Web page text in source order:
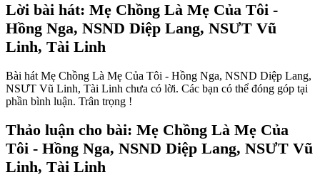
Lời bài hát: Mẹ Chồng Là Mẹ Của Tôi -
Hồng Nga, NSND Diệp Lang, NSƯT Vũ
Linh, Tài Linh
Bài hát Mẹ Chồng Là Mẹ Của Tôi - Hồng Nga, NSND Diệp Lang,
NSƯT Vũ Linh, Tài Linh chưa có lời. Các bạn có thể đóng góp tại
phần bình luận. Trân trọng !
Thảo luận cho bài: Mẹ Chồng Là Mẹ Của
Tôi - Hồng Nga, NSND Diệp Lang, NSƯT Vũ
Linh, Tài Linh